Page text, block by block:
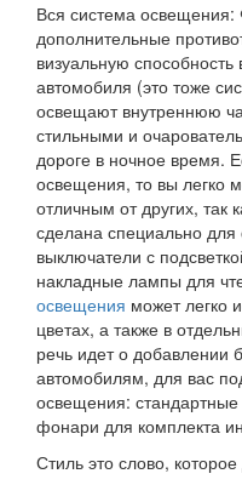
Вся система
дополнительные
визуальную
автомобиля (это тоже
освещают внутреннюю
стильными и
дороге в ночное время.
освещения, то вы легко
отличным от других, так
сделана специально для
выключатели с
накладные лампы для
освещения может легко
цветах, а также в
речь идет о добавлении
автомобилям, для вас
освещения:
фонари для комплекта
Стиль это слово,